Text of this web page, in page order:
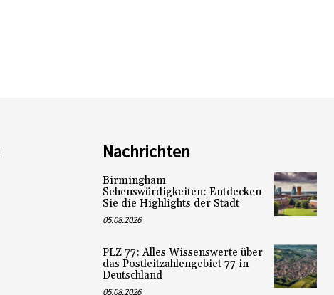
Nachrichten
Birmingham
Sehenswürdigkeiten: Entdecken
Sie die Highlights der Stadt
05.08.2026
PLZ 77: Alles Wissenswerte über
das Postleitzahlengebiet 77 in
Deutschland
05.08.2026